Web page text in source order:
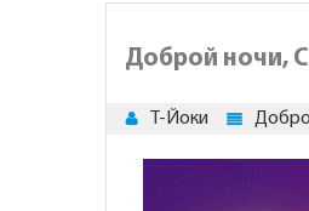
Доброй ночи,
Т-Йоки